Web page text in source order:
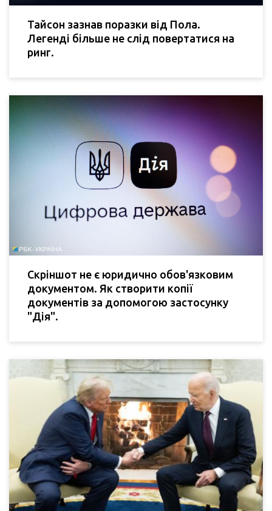
Тайсон зазнав поразки від Пола.
Легенді більше не слід повертатися на
ринг.
Скріншот не є юридично обов'язковим
документом. Як створити копії
документів за допомогою застосунку
"Дія".